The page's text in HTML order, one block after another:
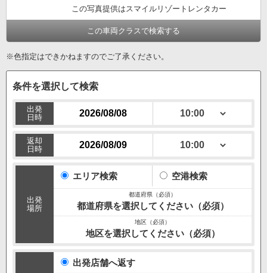
この写真提供はスマイルリゾートレンタカー
この車両クラスで検索する
※色指定はできかねますのでご了承ください。
条件を選択して検索
出発
日時
返却
日時
出発
場所
エリア検索 空港検索
都道府県を選択してください（必須）
地区を選択してください（必須）
出発店舗へ返す